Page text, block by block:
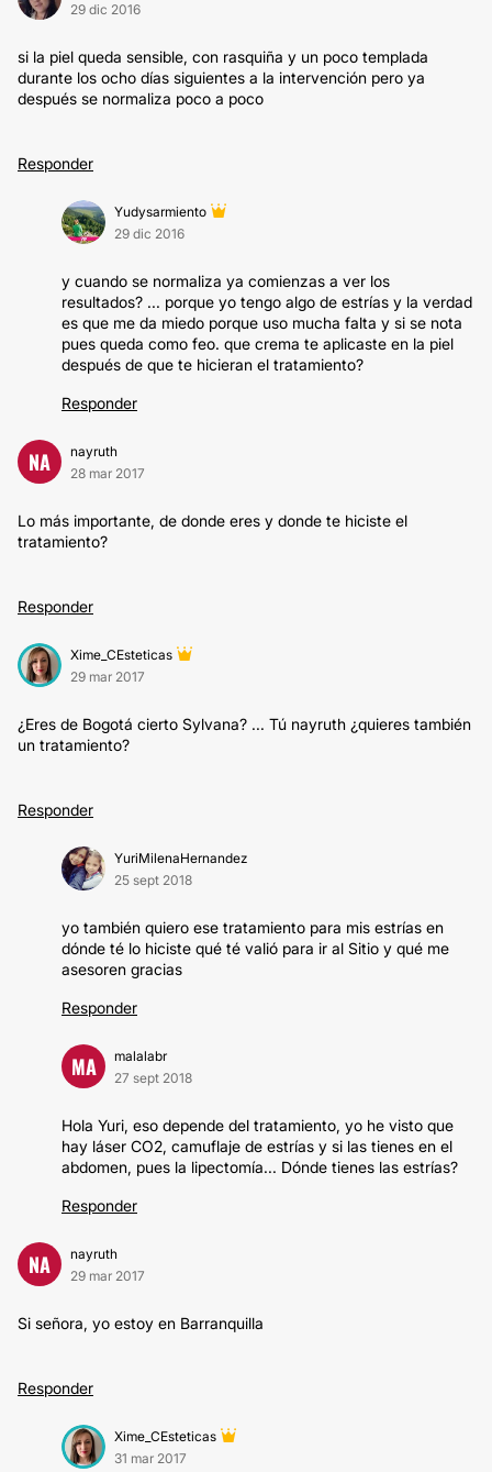
29 dic 2016
si la piel queda sensible, con rasquiña y un poco templada
durante los ocho días siguientes a la intervención pero ya
después se normaliza poco a poco
Responder
Yudysarmiento
29 dic 2016
y cuando se normaliza ya comienzas a ver los
resultados? ... porque yo tengo algo de estrías y la verdad
es que me da miedo porque uso mucha falta y si se nota
pues queda como feo. que crema te aplicaste en la piel
después de que te hicieran el tratamiento?
Responder
NA
nayruth
28 mar 2017
Lo más importante, de donde eres y donde te hiciste el
tratamiento?
Responder
Xime_CEsteticas
29 mar 2017
¿Eres de Bogotá cierto Sylvana? ... Tú nayruth ¿quieres también
un tratamiento?
Responder
YuriMilenaHernandez
25 sept 2018
yo también quiero ese tratamiento para mis estrías en
dónde té lo hiciste qué té valió para ir al Sitio y qué me
asesoren gracias
Responder
MA
malalabr
27 sept 2018
Hola Yuri, eso depende del tratamiento, yo he visto que
hay láser CO2, camuflaje de estrías y si las tienes en el
abdomen, pues la lipectomía... Dónde tienes las estrías?
Responder
NA
nayruth
29 mar 2017
Si señora, yo estoy en Barranquilla
Responder
Xime_CEsteticas
31 mar 2017